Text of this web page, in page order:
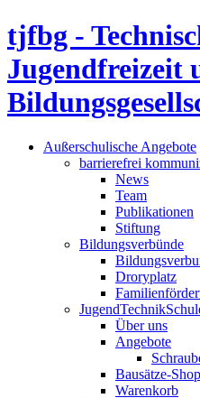
tjfbg -
Jugendfreizeit
Außerschulische Angebote
barrierefrei
News
Team
Publikationen
Stiftung
Bildungsverbünde
Droryplatz
Über uns
Angebote
Bausätze-Shop
Warenkorb